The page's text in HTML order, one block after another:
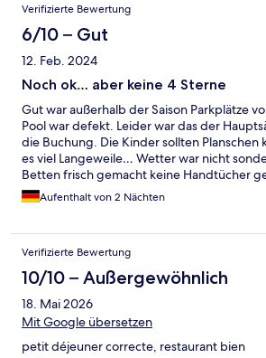
Verifizierte Bewertung
6/10 – Gut
12. Feb. 2024
Noch ok… aber keine 4 Sterne
Gut war außerhalb der Saison Parkplätze
Pool war defekt. Leider war das der
die Buchung. Die Kinder sollten Planschen
es viel Langeweile… Wetter war nicht
Betten frisch gemacht keine Handtücher
Frühstück nicht pünktlich fertig. Kein
konnte kein Wein ausgeschenkt werden…
Allergie und hat es gemerkt.
Aufenthalt von 2 Nächten
Verifizierte Bewertung
10/10 – Außergewöhnlich
18. Mai 2026
Mit Google übersetzen
petit déjeuner correcte, restaurant bien